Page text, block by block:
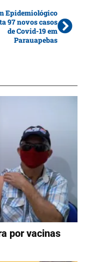
Epidemiológico
97 novos casos
de Covid-19 em
Parauapebas
por vacinas